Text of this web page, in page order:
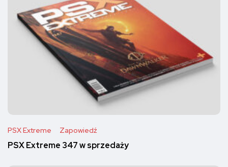
PSX Extreme Zapowiedź
PSX Extreme 347 w sprzedaży